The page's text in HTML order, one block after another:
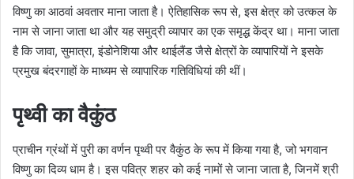
विष्णु का आठवां अवतार माना जाता है। ऐतिहासिक रूप से, इस क्षेत्र को उत्कल के
नाम से जाना जाता था और यह समुद्री व्यापार का एक समृद्ध केंद्र था। माना जाता
है कि जावा, सुमात्रा, इंडोनेशिया और थाईलैंड जैसे क्षेत्रों के व्यापारियों ने इसके
प्रमुख बंदरगाहों के माध्यम से व्यापारिक गतिविधियां की थीं।
पृथ्वी का वैकुंठ
प्राचीन ग्रंथों में पुरी का वर्णन पृथ्वी पर वैकुंठ के रूप में किया गया है, जो भगवान
विष्णु का दिव्य धाम है। इस पवित्र शहर को कई नामों से जाना जाता है, जिनमें श्री